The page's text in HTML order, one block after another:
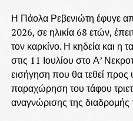
Η Πάολα Ρεβενιώτη έφυγε
2026, σε ηλικία 68 ετών,
τον καρκίνο. Η κηδεία και η
στις 11 Ιουλίου στο Α’
εισήγηση που θα τεθεί προς
παραχώρηση του τάφου
αναγνώρισης της διαδρομής